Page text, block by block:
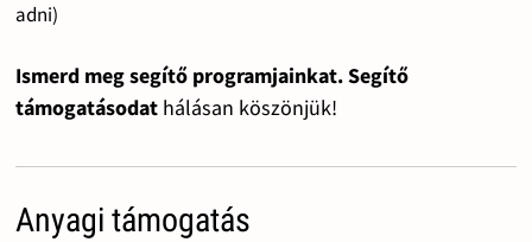
adni)
Ismerd meg segítő programjainkat. Segítő
támogatásodat hálásan köszönjük!
Anyagi támogatás